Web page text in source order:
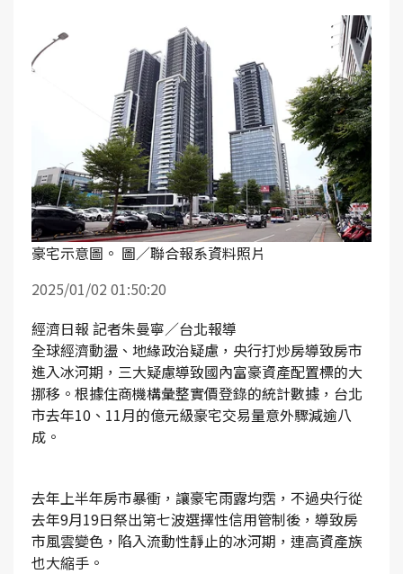
豪宅示意圖。 圖／聯合報系資料照片
2025/01/02 01:50:20
經濟日報 記者朱曼寧／台北報導
全球經濟動盪、地緣政治疑慮，央行打炒房導致房市
進入冰河期，三大疑慮導致國內富豪資產配置標的大
挪移。根據住商機構彙整實價登錄的統計數據，台北
市去年10、11月的億元級豪宅交易量意外驟減逾八
成。
去年上半年房市暴衝，讓豪宅雨露均霑，不過央行從
去年9月19日祭出第七波選擇性信用管制後，導致房
市風雲變色，陷入流動性靜止的冰河期，連高資產族
也大縮手。